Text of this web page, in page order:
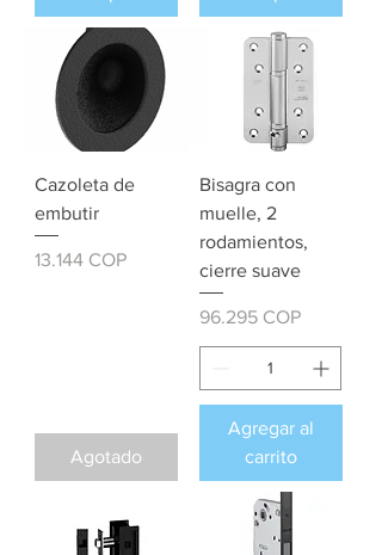
Cazoleta de
embutir
Precio
13.144 COP
Agotado
Bisagra con
muelle, 2
rodamientos,
cierre suave
Precio
96.295 COP
Agregar al
carrito